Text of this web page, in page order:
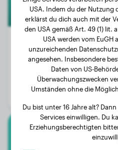
Gewicht:
Alter:
Cocker
USA. Indem du der Nutzung
erklärst du dich auch mit der
den USA gemäß Art. 49 (1) lit.
USA werden vom EuGH
unzureichenden
angesehen. Insbesondere
Daten von US-
Überwachungszwecken
Umständen ohne die
Du bist unter 16 Jahre alt?
Services einwilligen. Du
Erziehungsberechtigten